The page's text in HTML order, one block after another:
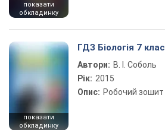
показати
обкладинку
показати
обкладинку
ГДЗ Біологія 7 клас
Автори: В. І. Соболь
Рік: 2015
Опис: Робочий зошит